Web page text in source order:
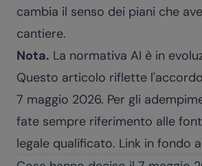
cambia il senso dei piani che
cantiere.
Nota. La normativa AI è in
Questo articolo riflette
7 maggio 2026. Per gli
fate sempre riferimento alle
legale qualificato. Link in fondo